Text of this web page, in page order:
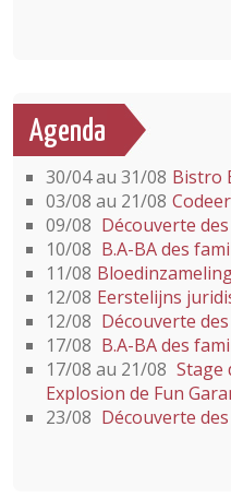
Agenda
30/04 au 31/08 Bistro
03/08 au 21/08
09/08 Découverte
10/08 B.A-BA des
11/08
12/08 Eerstelijns
12/08 Découverte
17/08 B.A-BA des
17/08 au 21/08 Stage
Explosion de Fun
23/08 Découverte